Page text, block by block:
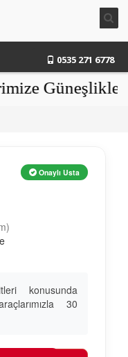
0535 271 6778
Onaylı Usta
konusunda
30